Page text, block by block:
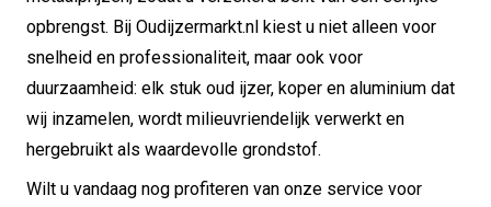
opbrengst. Bij Oudijzermarkt.nl kiest u niet alleen voor
snelheid en professionaliteit, maar ook voor
duurzaamheid: elk stuk oud ijzer, koper en aluminium dat
wij inzamelen, wordt milieuvriendelijk verwerkt en
hergebruikt als waardevolle grondstof.
Wilt u vandaag nog profiteren van onze service voor